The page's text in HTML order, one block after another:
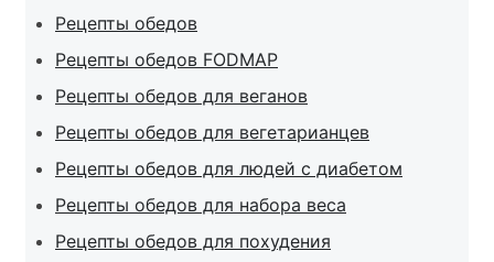
Рецепты обедов
Рецепты обедов FODMAP
Рецепты обедов для веганов
Рецепты обедов для вегетарианцев
Рецепты обедов для людей с диабетом
Рецепты обедов для набора веса
Рецепты обедов для похудения